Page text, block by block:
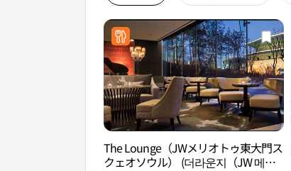
The Lounge（JWメリオトゥ東大門ス
クェオソウル） (더라운지（JW 메리